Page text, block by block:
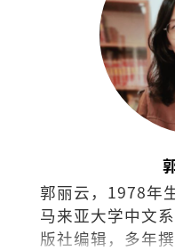
郭丽云，1978年
马来亚大学中文
版社编辑，多年